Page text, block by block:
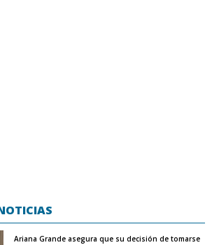
Ariana Grande asegura que su decisión de tomarse